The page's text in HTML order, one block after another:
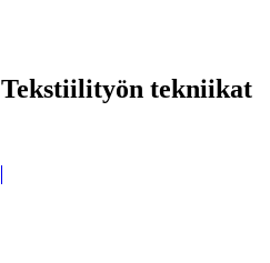
Tekstiilityön tekniikat